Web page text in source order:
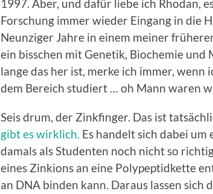
1997. Aber, und dafür liebe ich Rhodan,
Forschung immer wieder Eingang in die
Neunziger Jahre in einem meiner
ein bisschen mit Genetik, Biochemie
lange das her ist, merke ich immer,
dem Bereich studiert … oh Mann waren
Seis drum, der Zinkfinger. Das ist
gibt es wirklich. Es handelt sich dabei
damals als Studenten noch nicht so
eines Zinkions an eine Polypeptidkette
an DNA binden kann. Daraus lassen sich